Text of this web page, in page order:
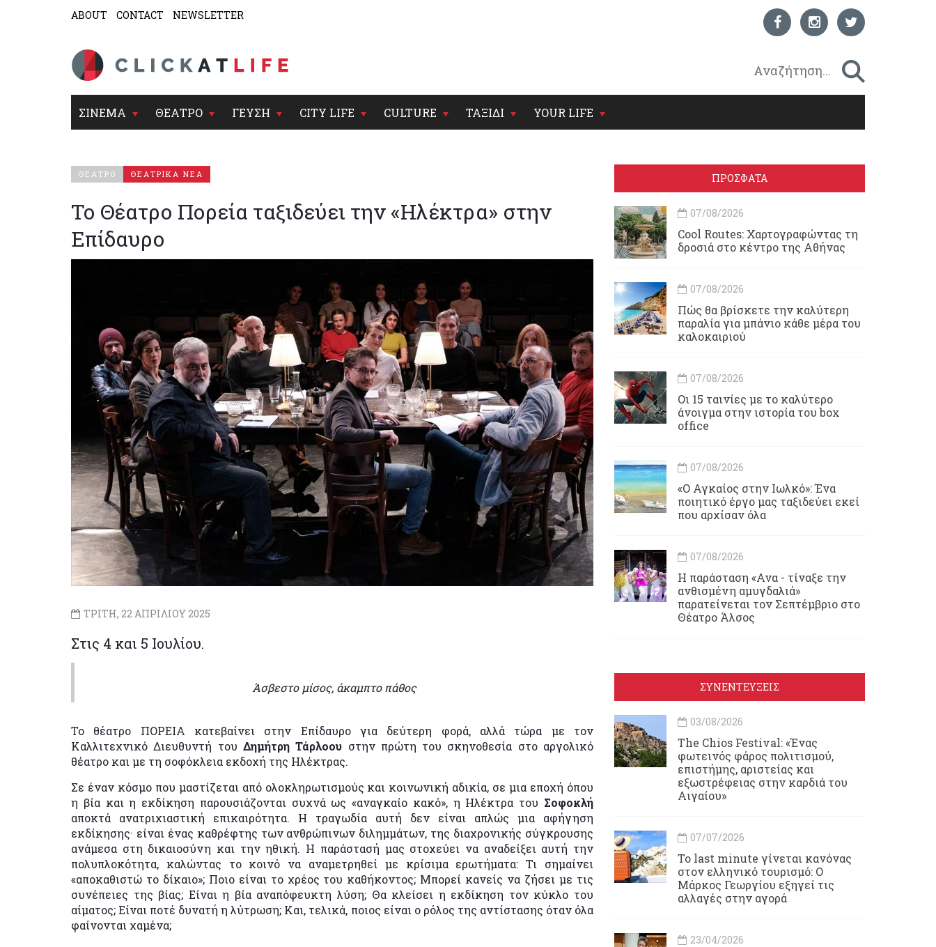
ABOUT CONTACT NEWSLETTER
ΣΙΝΕΜΑ ΘΕΑΤΡΟ ΓΕΥΣΗ CITY LIFE CULTURE ΤΑΞΙΔΙ YOUR LIFE
ΘΕΑΤΡΟ ΘΕΑΤΡΙΚΑ ΝΕΑ
Το Θέατρο Πορεία ταξιδεύει την «Ηλέκτρα» στην
Επίδαυρο
ΤΡΙΤΗ, 22 ΑΠΡΙΛΙΟΥ 2025
Στις 4 και 5 Ιουλίου.
Άσβεστο μίσος, άκαμπτο πάθος
Το θέατρο ΠΟΡΕΙΑ κατεβαίνει στην Επίδαυρο για δεύτερη φορά, αλλά τώρα με τον
Καλλιτεχνικό Διευθυντή του Δημήτρη Τάρλοου στην πρώτη του σκηνοθεσία στο αργολικό
θέατρο και με τη σοφόκλεια εκδοχή της Ηλέκτρας.
Σε έναν κόσμο που μαστίζεται από ολοκληρωτισμούς και κοινωνική αδικία, σε μια εποχή όπου
η βία και η εκδίκηση παρουσιάζονται συχνά ως «αναγκαίο κακό», η Ηλέκτρα του Σοφοκλή
αποκτά ανατριχιαστική επικαιρότητα. Η τραγωδία αυτή δεν είναι απλώς μια αφήγηση
εκδίκησης· είναι ένας καθρέφτης των ανθρώπινων διλημμάτων, της διαχρονικής σύγκρουσης
ανάμεσα στη δικαιοσύνη και την ηθική. Η παράστασή μας στοχεύει να αναδείξει αυτή την
πολυπλοκότητα, καλώντας το κοινό να αναμετρηθεί με κρίσιμα ερωτήματα: Τι σημαίνει
«αποκαθιστώ το δίκαιο»; Ποιο είναι το χρέος του καθήκοντος; Μπορεί κανείς να ζήσει με τις
συνέπειες της βίας; Είναι η βία αναπόφευκτη λύση; Θα κλείσει η εκδίκηση τον κύκλο του
αίματος; Είναι ποτέ δυνατή η λύτρωση; Και, τελικά, ποιος είναι ο ρόλος της αντίστασης όταν όλα
φαίνονται χαμένα;
ΠΡΟΣΦΑΤΑ
07/08/2026
Cool Routes: Χαρτογραφώντας τη
δροσιά στο κέντρο της Αθήνας
07/08/2026
Πώς θα βρίσκετε την καλύτερη
παραλία για μπάνιο κάθε μέρα του
καλοκαιριού
07/08/2026
Οι 15 ταινίες με το καλύτερο
άνοιγμα στην ιστορία του box
office
07/08/2026
«Ο Αγκαίος στην Ιωλκό»: Ένα
ποιητικό έργο μας ταξιδεύει εκεί
που αρχίσαν όλα
07/08/2026
Η παράσταση «Ανα - τίναξε την
ανθισμένη αμυγδαλιά»
παρατείνεται τον Σεπτέμβριο στο
Θέατρο Άλσος
ΣΥΝΕΝΤΕΥΞΕΙΣ
03/08/2026
Τhe Chios Festival: «Ένας
φωτεινός φάρος πολιτισμού,
επιστήμης, αριστείας και
εξωστρέφειας στην καρδιά του
Αιγαίου»
07/07/2026
Το last minute γίνεται κανόνας
στον ελληνικό τουρισμό: Ο
Μάρκος Γεωργίου εξηγεί τις
αλλαγές στην αγορά
23/04/2026